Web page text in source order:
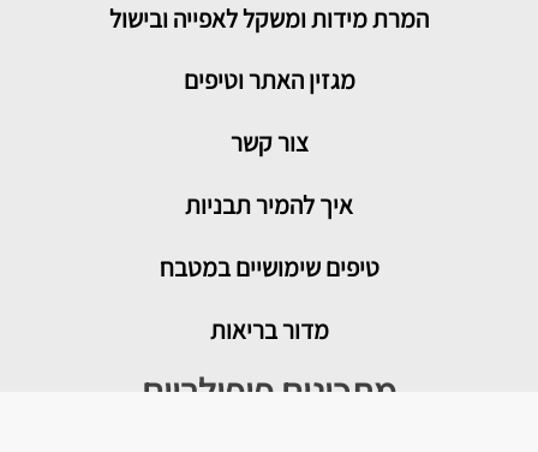
המרת מידות ומשקל לאפייה ובישול
מגזין האתר וטיפים
צור קשר
איך להמיר תבניות
טיפים שימושיים במטבח
מדור בריאות
מתכונים פופולריים